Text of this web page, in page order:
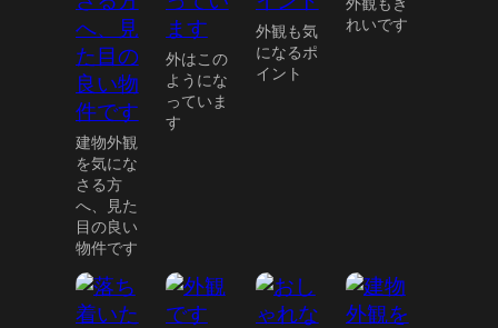
建物外観
を気にな
さる方
へ、見た
目の良い
物件です
外はこの
ようにな
っていま
す
外観も気
になるポ
イント
れいです